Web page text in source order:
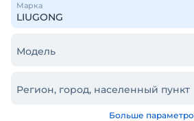
Марка
Модель
Регион, город, населенный пункт
Больше